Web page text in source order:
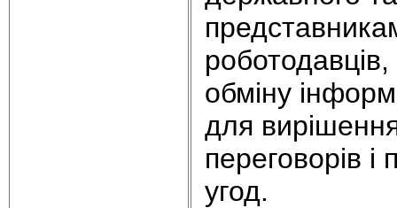
обміну
для
переговорів і
угод.